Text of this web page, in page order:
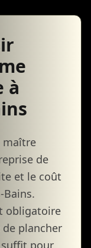
à
maître
de
et le coût
Bains.
obligatoire
de plancher